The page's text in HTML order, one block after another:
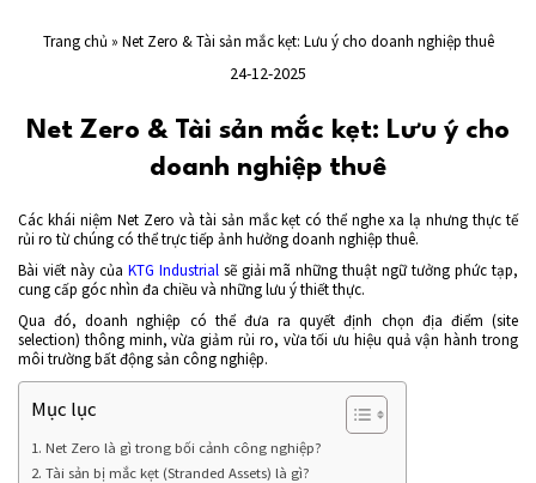
Trang chủ » Net Zero & Tài sản mắc kẹt: Lưu ý cho doanh nghiệp thuê
24-12-2025
Net Zero & Tài sản mắc kẹt: Lưu ý cho
doanh nghiệp thuê
Các khái niệm Net Zero và tài sản mắc kẹt có thể nghe xa lạ nhưng thực tế
rủi ro từ chúng có thể trực tiếp ảnh hưởng doanh nghiệp thuê.
Bài viết này của KTG Industrialsẽ giải mã những thuật ngữ tưởng phức tạp,
cung cấp góc nhìn đa chiều và những lưu ý thiết thực.
Qua đó, doanh nghiệp có thể đưa ra quyết định chọn địa điểm (site
selection) thông minh, vừa giảm rủi ro, vừa tối ưu hiệu quả vận hành trong
môi trường bất động sản công nghiệp.
Mục lục
Net Zero là gì trong bối cảnh công nghiệp?
Tài sản bị mắc kẹt (Stranded Assets) là gì?